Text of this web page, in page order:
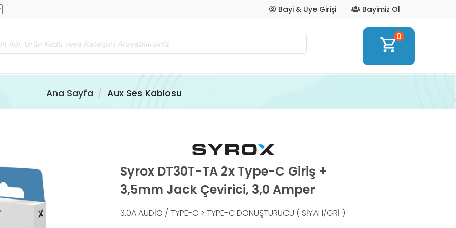
Bayi & Üye Girişi Bayimiz Ol
shopping_cart0
Ana Sayfa Aux Ses Kablosu
Syrox DT30T-TA 2x Type-C Giriş +
3,5mm Jack Çevirici, 3,0 Amper
3.0A AUDİO / TYPE-C > TYPE-C DÖNÜŞTÜRÜCÜ ( SİYAH/GRİ )